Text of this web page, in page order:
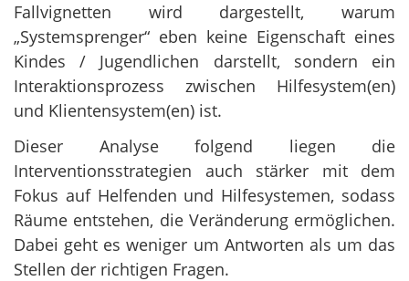
Fallvignetten wird dargestellt, warum
„Systemsprenger“ eben keine Eigenschaft eines
Kindes / Jugendlichen darstellt, sondern ein
Interaktionsprozess zwischen Hilfesystem(en)
und Klientensystem(en) ist.
Dieser Analyse folgend liegen die
Interventionsstrategien auch stärker mit dem
Fokus auf Helfenden und Hilfesystemen, sodass
Räume entstehen, die Veränderung ermöglichen.
Dabei geht es weniger um Antworten als um das
Stellen der richtigen Fragen.